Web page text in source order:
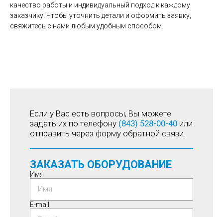
качество работы и индивидуальный подход к каждому
заказчику. Чтобы уточнить детали и оформить заявку,
свяжитесь с нами любым удобным способом.
Если у Вас есть вопросы, Вы можете
задать их по телефону (843) 528-00-40 или
отправить через форму обратной связи.
ЗАКАЗАТЬ ОБОРУДОВАНИЕ
Имя
E-mail